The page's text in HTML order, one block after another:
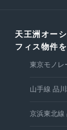
天王洲オー
フィス物件
東京モノレ
山手線 品
京浜東北線